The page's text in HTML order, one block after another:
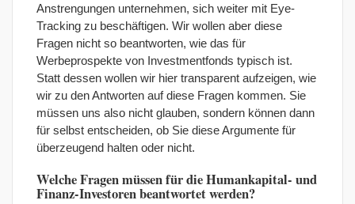
Anstrengungen unternehmen, sich weiter mit Eye-
Tracking zu beschäftigen. Wir wollen aber diese
Fragen nicht so beantworten, wie das für
Werbeprospekte von Investmentfonds typisch ist.
Statt dessen wollen wir hier transparent aufzeigen, wie
wir zu den Antworten auf diese Fragen kommen. Sie
müssen uns also nicht glauben, sondern können dann
für selbst entscheiden, ob Sie diese Argumente für
überzeugend halten oder nicht.
Welche Fragen müssen für die Humankapital- und
Finanz-Investoren beantwortet werden?